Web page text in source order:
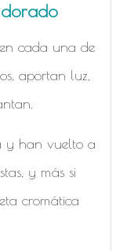
dorado
cada una de
aportan luz,
y han vuelto a
y más si
cromática